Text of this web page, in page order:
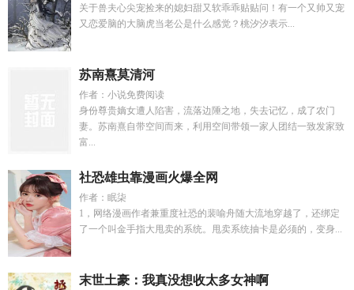
关于兽夫心尖宠捡来的媳妇甜又软乖乖贴贴问！有一个又帅又宠
又恋爱脑的大脑虎当老公是什么感觉？桃汐汐表示...
苏南熹莫清河
作者：小说免费阅读
身份尊贵嫡女遭人陷害，流落边陲之地，失去记忆，成了农门
妻。苏南熹自带空间而来，利用空间带领一家人团结一致发家致
富...
社恐雄虫靠漫画火爆全网
作者：眠柒
1，网络漫画作者兼重度社恐的裴喻舟随大流地穿越了，还绑定
了一个叫金手指大甩卖的系统。甩卖系统抽卡是必须的，变身...
末世土豪：我真没想收太多女神啊